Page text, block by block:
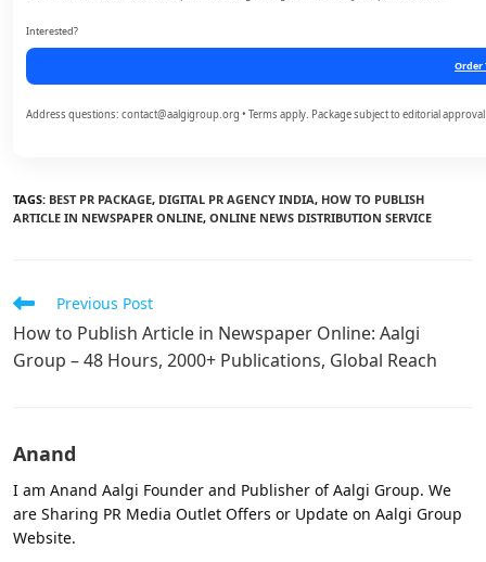
Interested?
Order
Address questions: contact@aalgigroup.org • Terms apply. Package subject to editorial
TAGS: BEST PR PACKAGE, DIGITAL PR AGENCY INDIA, HOW TO PUBLISH
ARTICLE IN NEWSPAPER ONLINE, ONLINE NEWS DISTRIBUTION SERVICE
Read
more
articles
Previous Post
How to Publish Article in Newspaper Online: Aalgi
Group – 48 Hours, 2000+ Publications, Global Reach
Anand
I am Anand Aalgi Founder and Publisher of Aalgi Group. We
are Sharing PR Media Outlet Offers or Update on Aalgi Group
Website.